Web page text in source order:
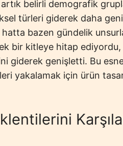
artık belirli demografik
türleri giderek daha
hatta bazen gündelik
bir kitleye hitap ediyordu,
giderek genişletti. Bu
yakalamak için ürün